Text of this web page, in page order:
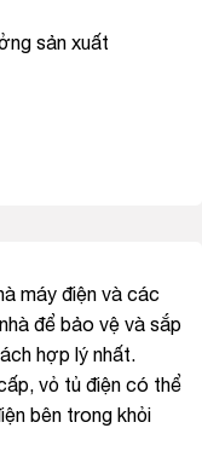
sản xuất
máy điện và các
để bảo vệ và sắp
hợp lý nhất.
vỏ tủ điện có thể
bên trong khỏi